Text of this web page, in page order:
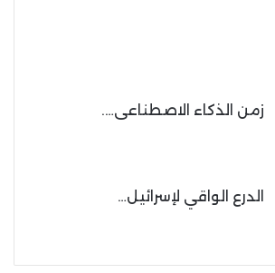
زمن الذكاء الاصطناعى….
الدرع الواقي لإسرائيل…